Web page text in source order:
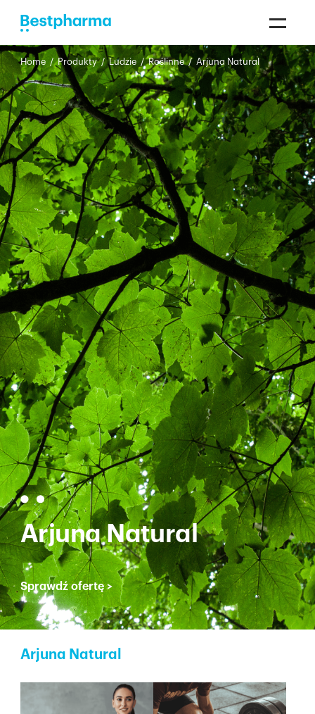
Home / Produkty / Ludzie / Roślinne / Arjuna Natural
Arjuna Natural
Sprawdź ofertę>
Arjuna Natural